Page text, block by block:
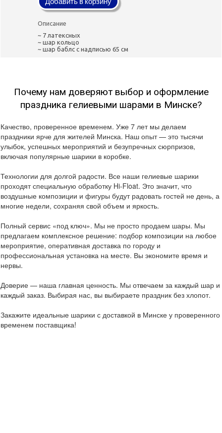
Описание
~ 7 латексных
~ шар кольцо
~ шар баблс с надписью 65 см
Почему нам доверяют выбор и оформление
праздника гелиевыми шарами в Минске?
Качество, проверенное временем. Уже 7 лет мы делаем
праздники ярче для жителей Минска. Наш опыт — это тысячи
улыбок, успешных мероприятий и безупречных сюрпризов,
включая популярные шарики в коробке.
Технологии для долгой радости. Все наши гелиевые шарики
проходят специальную обработку Hi-Float. Это значит, что
воздушные композиции и фигуры будут радовать гостей не день, а
многие недели, сохраняя свой объем и яркость.
Полный сервис «под ключ». Мы не просто продаем шары. Мы
предлагаем комплексное решение: подбор композиции на любое
мероприятие, оперативная доставка по городу и
профессиональная установка на месте. Вы экономите время и
нервы.
Доверие — наша главная ценность. Мы отвечаем за каждый шар и
каждый заказ. Выбирая нас, вы выбираете праздник без хлопот.
Закажите идеальные шарики с доставкой в Минске у проверенного
временем поставщика!